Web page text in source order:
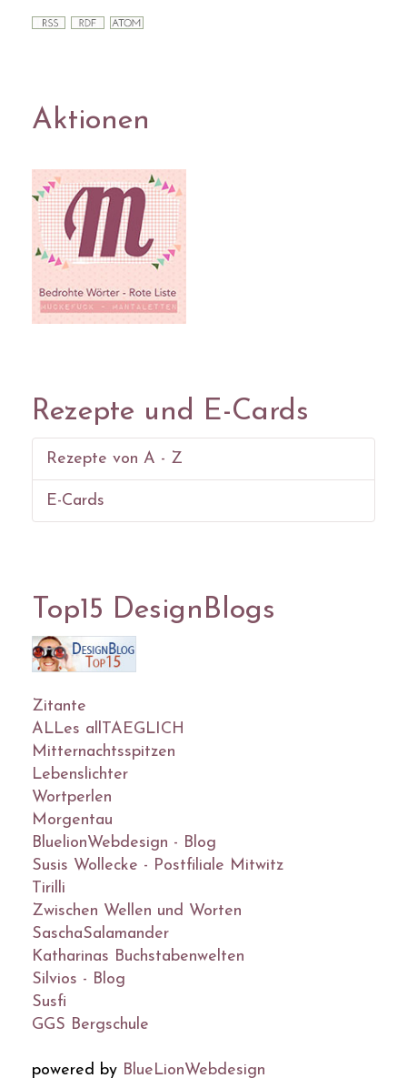
Aktionen
Rezepte und E-Cards
Rezepte von A - Z
E-Cards
Top15 DesignBlogs
Zitante
ALLes allTAEGLICH
Mitternachtsspitzen
Lebenslichter
Wortperlen
Morgentau
BluelionWebdesign - Blog
Susis Wollecke - Postfiliale Mitwitz
Tirilli
Zwischen Wellen und Worten
SaschaSalamander
Katharinas Buchstabenwelten
Silvios - Blog
Susfi
GGS Bergschule
powered by BlueLionWebdesign